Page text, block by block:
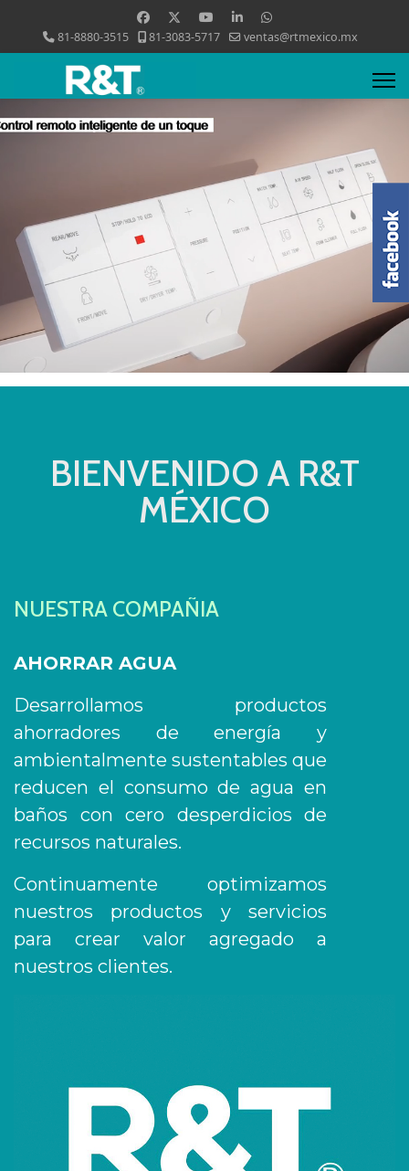
81-8880-3515 81-3083-5717 ventas@rtmexico.mx
BIENVENIDO A R&T
MÉXICO
NUESTRA COMPAÑIA
AHORRAR AGUA
Desarrollamos productos
ahorradores de energía y
ambientalmente sustentables que
reducen el consumo de agua en
baños con cero desperdicios de
recursos naturales.
Continuamente optimizamos
nuestros productos y servicios
para crear valor agregado a
nuestros clientes.